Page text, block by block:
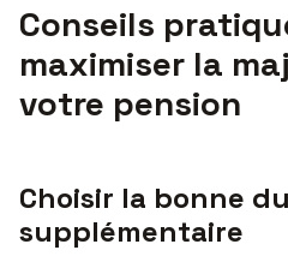
Conseils
maximiser la
votre pension
Choisir la bonne
supplémentaire